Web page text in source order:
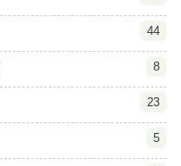
44
8
23
5